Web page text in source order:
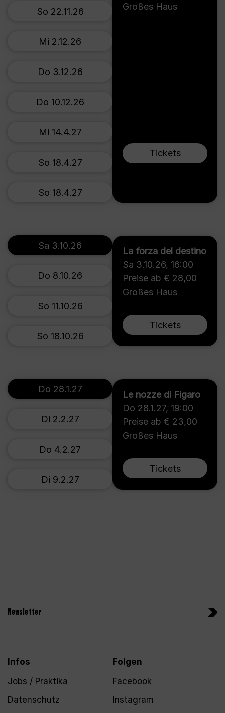
Großes Haus
Tickets
So 22.11.26
Mi 2.12.26
Do 3.12.26
Do 10.12.26
Mi 14.4.27
So 18.4.27
So 18.4.27
La forza del destino
Sa 3.10.26, 16:00
Preise ab € 28,00
Großes Haus
Tickets
Sa 3.10.26
Do 8.10.26
So 11.10.26
So 18.10.26
Le nozze di Figaro
Do 28.1.27, 19:00
Preise ab € 23,00
Großes Haus
Tickets
Do 28.1.27
Di 2.2.27
Do 4.2.27
Di 9.2.27
Newsletter
Infos
Jobs / Praktika
Datenschutz
Folgen
Facebook
Instagram